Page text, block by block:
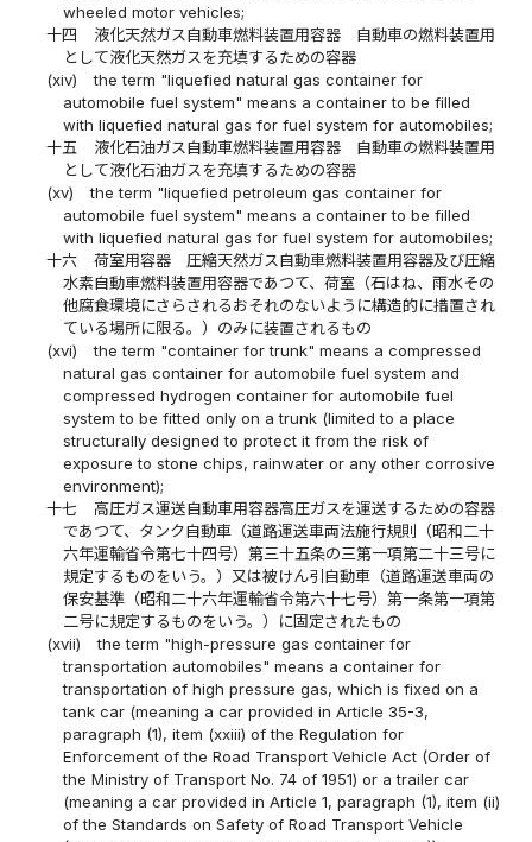
wheeled motor vehicles;
十四
液化天然ガス自動車燃料装置用容器 自動車の燃料装置用
として液化天然ガスを充填するための容器
(xiv)
the term "liquefied natural gas container for
automobile fuel system" means a container to be filled
with liquefied natural gas for fuel system for automobiles;
十五
液化石油ガス自動車燃料装置用容器 自動車の燃料装置用
として液化石油ガスを充填するための容器
(xv)
the term "liquefied petroleum gas container for
automobile fuel system" means a container to be filled
with liquefied natural gas for fuel system for automobiles;
十六
荷室用容器 圧縮天然ガス自動車燃料装置用容器及び圧縮
水素自動車燃料装置用容器であつて、荷室（石はね、雨水その
他腐食環境にさらされるおそれのないように構造的に措置され
ている場所に限る。）のみに装置されるもの
(xvi)
the term "container for trunk" means a compressed
natural gas container for automobile fuel system and
compressed hydrogen container for automobile fuel
system to be fitted only on a trunk (limited to a place
structurally designed to protect it from the risk of
exposure to stone chips, rainwater or any other corrosive
environment);
十七
高圧ガス運送自動車用容器高圧ガスを運送するための容器
であつて、タンク自動車（道路運送車両法施行規則（昭和二十
六年運輸省令第七十四号）第三十五条の三第一項第二十三号に
規定するものをいう。）又は被けん引自動車（道路運送車両の
保安基準（昭和二十六年運輸省令第六十七号）第一条第一項第
二号に規定するものをいう。）に固定されたもの
(xvii)
the term "high-pressure gas container for
transportation automobiles" means a container for
transportation of high pressure gas, which is fixed on a
tank car (meaning a car provided in Article 35-3,
paragraph (1), item (xxiii) of the Regulation for
Enforcement of the Road Transport Vehicle Act (Order of
the Ministry of Transport No. 74 of 1951) or a trailer car
(meaning a car provided in Article 1, paragraph (1), item (ii)
of the Standards on Safety of Road Transport Vehicle